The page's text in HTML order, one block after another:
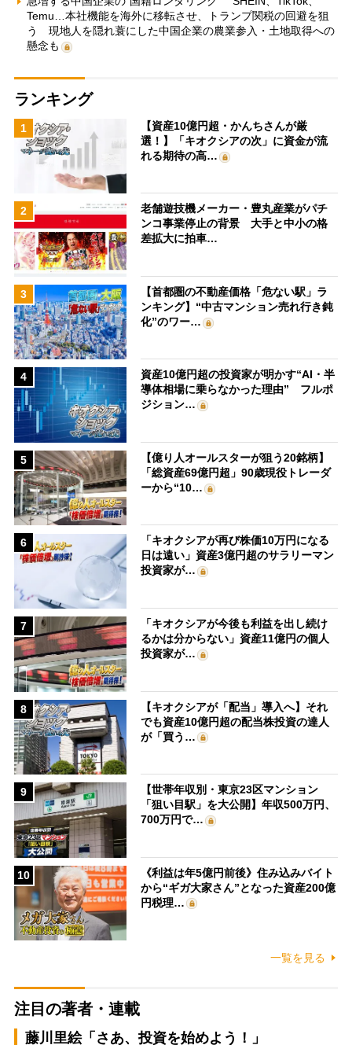
Temu…本社機能を海外に移転させ、トランプ関税の回避を狙
う 現地人を隠れ蓑にした中国企業の農業参入・土地取得への
懸念も
ランキング
1
【資産10億円超・かんちさんが厳
選！】「キオクシアの次」に資金が流
れる期待の高…
2
老舗遊技機メーカー・豊丸産業がパチ
ンコ事業停止の背景 大手と中小の格
差拡大に拍車…
3
【首都圏の不動産価格「危ない駅」ラ
ンキング】“中古マンション売れ行き鈍
化”のワー…
4
資産10億円超の投資家が明かす“AI・半
導体相場に乗らなかった理由” フルポ
ジション…
5
【億り人オールスターが狙う20銘柄】
「総資産69億円超」90歳現役トレーダ
ーから“10…
6
「キオクシアが再び株価10万円になる
日は遠い」資産3億円超のサラリーマン
投資家が…
7
「キオクシアが今後も利益を出し続け
るかは分からない」資産11億円の個人
投資家が…
8
【キオクシアが「配当」導入へ】それ
でも資産10億円超の配当株投資の達人
が「買う…
9
【世帯年収別・東京23区マンション
「狙い目駅」を大公開】年収500万円、
700万円で…
10
《利益は年5億円前後》住み込みバイト
から“ギガ大家さん”となった資産200億
円税理…
一覧を見る
注目の著者・連載
藤川里絵「さあ、投資を始めよう！」